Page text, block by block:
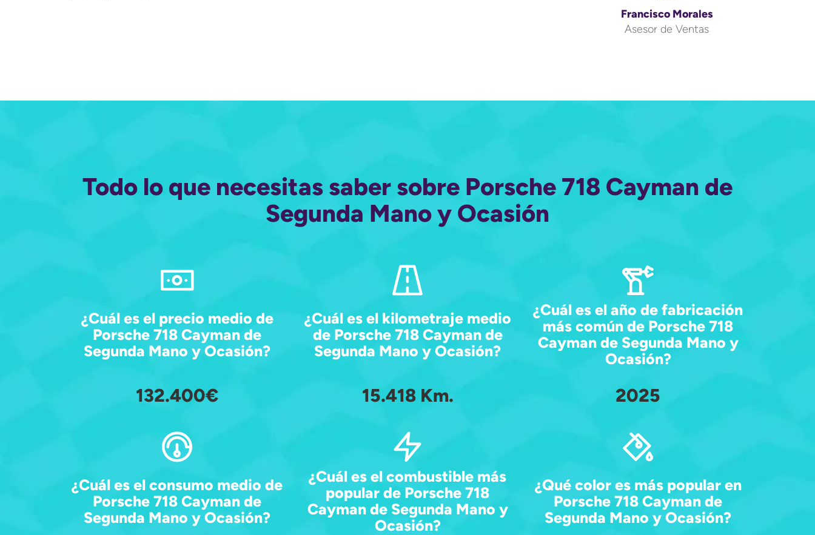
Francisco Morales
Asesor de Ventas
Todo lo que necesitas saber sobre Porsche 718 Cayman de
Segunda Mano y Ocasión
¿Cuál es el precio medio de
Porsche 718 Cayman de
Segunda Mano y Ocasión?
132.400€
¿Cuál es el kilometraje medio
de Porsche 718 Cayman de
Segunda Mano y Ocasión?
15.418 Km.
¿Cuál es el año de fabricación
más común de Porsche 718
Cayman de Segunda Mano y
Ocasión?
2025
¿Cuál es el consumo medio de
Porsche 718 Cayman de
Segunda Mano y Ocasión?
¿Cuál es el combustible más
popular de Porsche 718
Cayman de Segunda Mano y
Ocasión?
¿Qué color es más popular en
Porsche 718 Cayman de
Segunda Mano y Ocasión?